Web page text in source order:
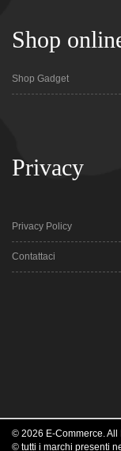
Shop
Shop Gadget
Privacy
Privacy Policy
Contattaci
© 2026 E-Commerce. All
© tutti i marchi presenti